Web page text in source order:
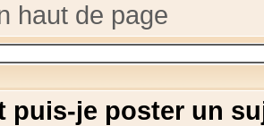
haut de page
puis-je poster un